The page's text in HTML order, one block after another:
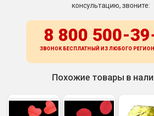
консультацию, звоните:
8 800 500-
ЗВОНОК БЕСПЛАТНЫЙ ИЗ ЛЮБОГО
Похожие товары в